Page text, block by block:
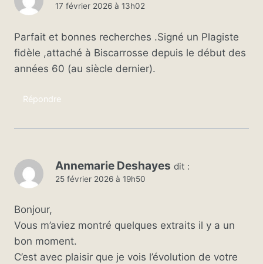
17 février 2026 à 13h02
Parfait et bonnes recherches .Signé un Plagiste
fidèle ,attaché à Biscarrosse depuis le début des
années 60 (au siècle dernier).
Répondre
Annemarie Deshayes dit :
25 février 2026 à 19h50
Bonjour,
Vous m’aviez montré quelques extraits il y a un
bon moment.
C’est avec plaisir que je vois l’évolution de votre